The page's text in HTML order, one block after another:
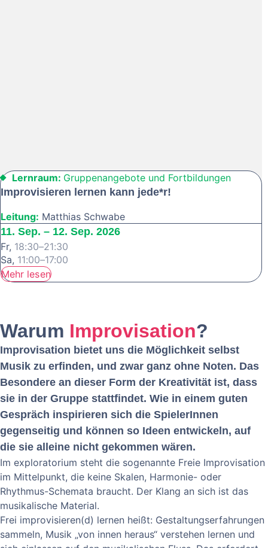
Lernraum: Gruppenangebote und Fortbildungen
Improvisieren lernen kann jede*r!
Leitung: Matthias Schwabe
11. Sep. – 12. Sep. 2026
Fr, 18:30–21:30
Sa, 11:00–17:00
Mehr lesen
Warum Improvisation?
Improvisation bietet uns die Möglichkeit selbst
Musik zu erfinden, und zwar ganz ohne Noten. Das
Besondere an dieser Form der Kreativität ist, dass
sie in der Gruppe stattfindet. Wie in einem guten
Gespräch inspirieren sich die SpielerInnen
gegenseitig und können so Ideen entwickeln, auf
die sie alleine nicht gekommen wären.
Im exploratorium steht die sogenannte Freie Improvisation
im Mittelpunkt, die keine Skalen, Harmonie- oder
Rhythmus-Schemata braucht. Der Klang an sich ist das
musikalische Material.
Frei improvisieren(d) lernen heißt: Gestaltungserfahrungen
sammeln, Musik „von innen heraus“ verstehen lernen und